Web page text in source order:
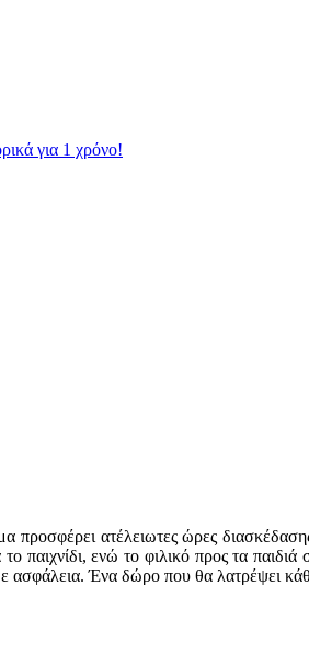
για 1 χρόνο!
προσφέρει ατέλειωτες ώρες
παιχνίδι, ενώ το φιλικό προς τα
με ασφάλεια. Ένα δώρο που θα λατρέψει